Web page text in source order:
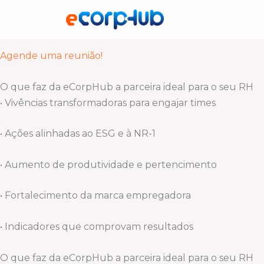
conteúdo
Cuidamos de quem faz sua empresa acontecer!
Somos um hub de experiências esportivas, bem-estar e
Agende uma reunião!
O que faz da eCorpHub a parceira ideal para o seu RH
• Vivências transformadoras para engajar times
• Ações alinhadas ao ESG e à NR-1
• Aumento de produtividade e pertencimento
• Fortalecimento da marca empregadora
• Indicadores que comprovam resultados
O que faz da eCorpHub a parceira ideal para o seu RH